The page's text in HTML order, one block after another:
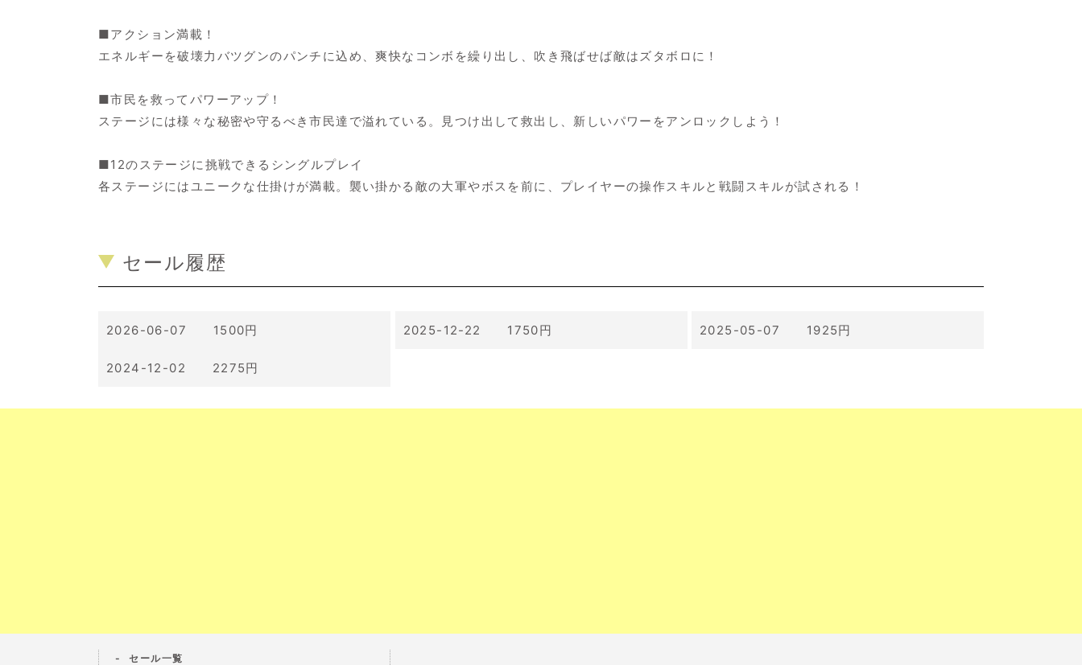
■アクション満載！
エネルギーを破壊力バツグンのパンチに込め、爽快なコンボを繰り出し、吹き飛ばせば敵はズタボロに！
■市民を救ってパワーアップ！
ステージには様々な秘密や守るべき市民達で溢れている。見つけ出して救出し、新しいパワーをアンロックしよう！
■12のステージに挑戦できるシングルプレイ
各ステージにはユニークな仕掛けが満載。襲い掛かる敵の大軍やボスを前に、プレイヤーの操作スキルと戦闘スキルが試される！
セール履歴
2026-06-07 1500円 2025-12-22 1750円 2025-05-07 1925円
2024-12-02 2275円
セール一覧